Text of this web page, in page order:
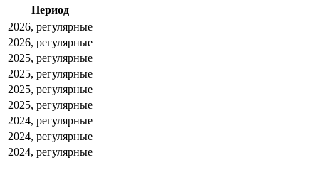
Период
2026, регулярные
2026, регулярные
2025, регулярные
2025, регулярные
2025, регулярные
2025, регулярные
2024, регулярные
2024, регулярные
2024, регулярные